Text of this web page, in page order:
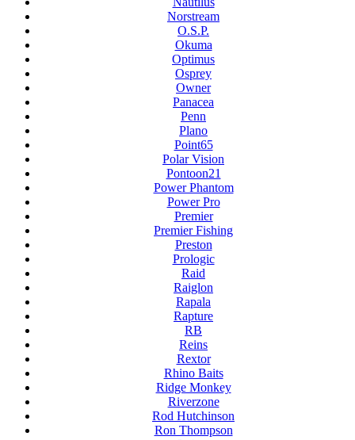
Norstream
O.S.P.
Okuma
Optimus
Osprey
Owner
Panacea
Penn
Plano
Point65
Polar Vision
Pontoon21
Power Phantom
Power Pro
Premier
Premier Fishing
Preston
Prologic
Raid
Raiglon
Rapala
Rapture
RB
Reins
Rextor
Rhino Baits
Ridge Monkey
Riverzone
Rod Hutchinson
Ron Thompson